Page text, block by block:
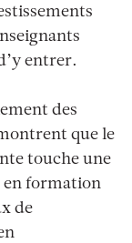
entrer.
des
que le
touche une
formation
de